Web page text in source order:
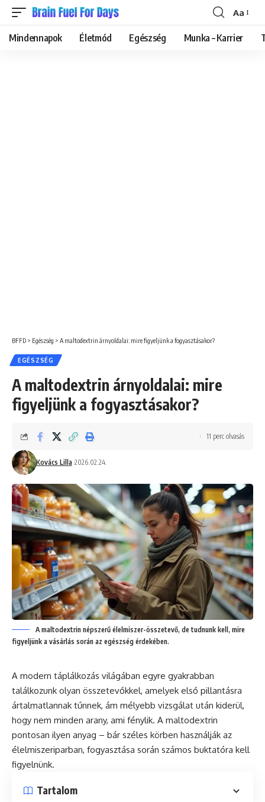
Font
Resizer
Aa
Mindennapok Életmód Egészség Munka – Karrier
BFFD > Egészség > A maltodextrin árnyoldalai: mire figyeljünk a fogyasztásakor?
EGÉSZSÉG
A maltodextrin árnyoldalai: mire
figyeljünk a fogyasztásakor?
Kovács Lilla 2026.02.24.
11 perc olvasás
A maltodextrin népszerű élelmiszer-összetevő, de tudnunk kell, mire
figyeljünk a vásárlás során az egészség érdekében.
A modern táplálkozás világában egyre gyakrabban
találkozunk olyan összetevőkkel, amelyek első pillantásra
ártalmatlannak tűnnek, ám mélyebb vizsgálat után kiderül,
hogy nem minden arany, ami fénylik. A maltodextrin
pontosan ilyen anyag – bár széles körben használják az
élelmiszeriparban, fogyasztása során számos buktatóra kell
figyelnünk.
Tartalom